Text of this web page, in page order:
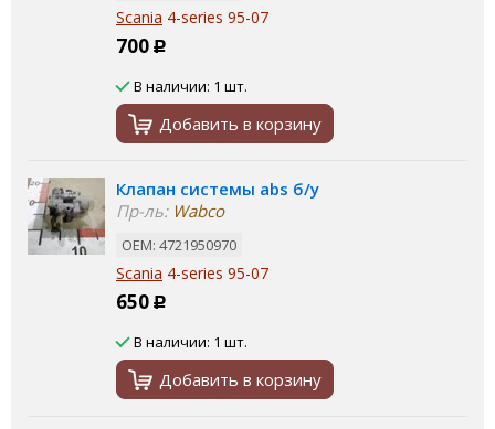
Scania 4-series 95-07
700 Р
В наличии: 1 шт.
Добавить в корзину
Клапан системы abs б/у
Пр-ль:Wabco
ОЕМ: 4721950970
Scania 4-series 95-07
650 Р
В наличии: 1 шт.
Добавить в корзину